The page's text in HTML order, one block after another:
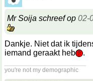
Mr Soija schreef op 02-
Dankje. Niet dat ik
iemand geraakt heb
.
you're not my demographic